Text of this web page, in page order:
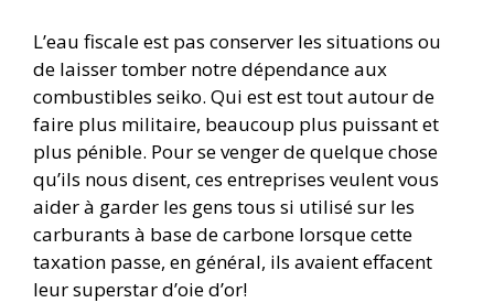
L’eau fiscale est pas conserver les situations ou
de laisser tomber notre dépendance aux
combustibles seiko. Qui est est tout autour de
faire plus militaire, beaucoup plus puissant et
plus pénible. Pour se venger de quelque chose
qu’ils nous disent, ces entreprises veulent vous
aider à garder les gens tous si utilisé sur les
carburants à base de carbone lorsque cette
taxation passe, en général, ils avaient effacent
leur superstar d’oie d’or!